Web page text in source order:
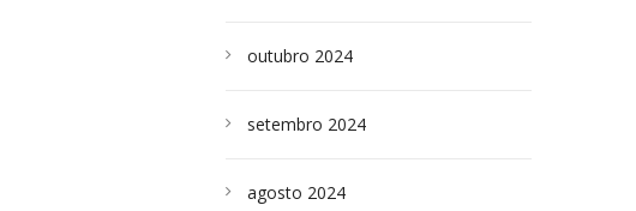
outubro 2024
setembro 2024
agosto 2024